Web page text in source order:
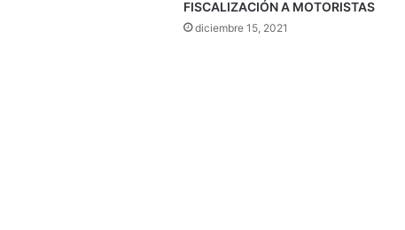
FISCALIZACIÓN A MOTORISTAS
diciembre 15, 2021